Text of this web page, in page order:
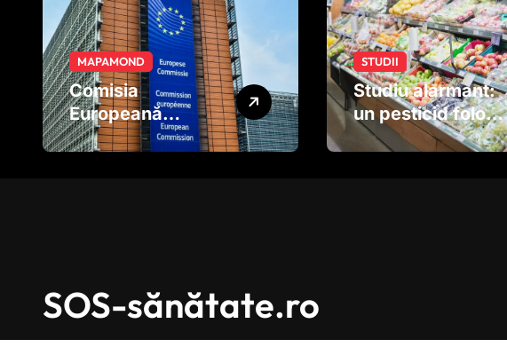
MAPAMOND
Comisia
Europeană
pregătește noi
STUDII
Studiu alarmant:
un pesticid folosit
pe fructe și
SOS-sănătate.ro